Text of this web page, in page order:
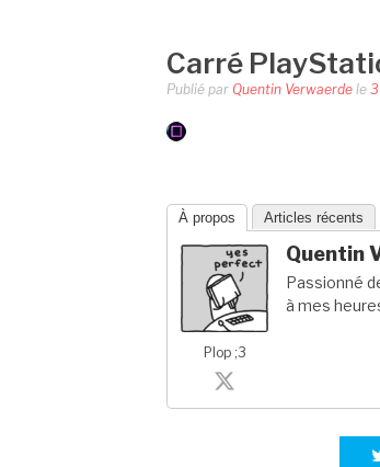
Carré
Publié par Quentin Verwaerde le
À propos Articles récents
Plop ;3
Quentin
Passionné
à mes